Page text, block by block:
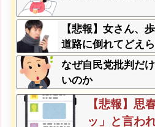
【悲報】女さん、
道路に倒れてどえ
うw w w w w w w
なぜ自民党批判だ
いのか
【悲報】思
ッ」と言わ